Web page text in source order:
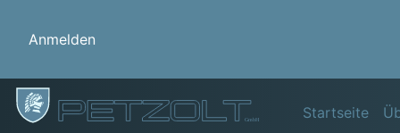
Benutzermenü
Anmelden
GmbH Startseite